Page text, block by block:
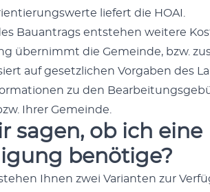
liefert die HOAI.
Bauantrags entste­hen weit­ere
übern­immt die Gemeinde, bzw.
auf geset­zlichen Vor­gaben des
zu den
Ihrer Gemeinde.
sagen, ob ich eine
benötige?
Ihnen zwei Vari­anten zur